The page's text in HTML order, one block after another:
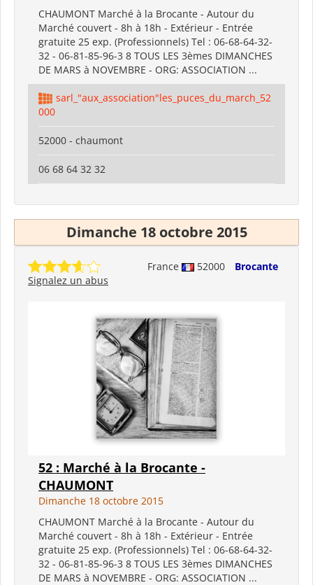
CHAUMONT Marché à la Brocante - Autour du
Marché couvert - 8h à 18h - Extérieur - Entrée
gratuite 25 exp. (Professionnels) Tel : 06-68-64-32-
32 - 06-81-85-96-3 8 TOUS LES 3èmes DIMANCHES
DE MARS à NOVEMBRE - ORG: ASSOCIATION ...
sarl_"aux_association"les_puces_du_march_52
000
52000 - chaumont
06 68 64 32 32
Dimanche 18 octobre 2015
France 52000
Brocante
Signalez un abus
52 : Marché à la Brocante -
CHAUMONT
Dimanche 18 octobre 2015
CHAUMONT Marché à la Brocante - Autour du
Marché couvert - 8h à 18h - Extérieur - Entrée
gratuite 25 exp. (Professionnels) Tel : 06-68-64-32-
32 - 06-81-85-96-3 8 TOUS LES 3èmes DIMANCHES
DE MARS à NOVEMBRE - ORG: ASSOCIATION ...